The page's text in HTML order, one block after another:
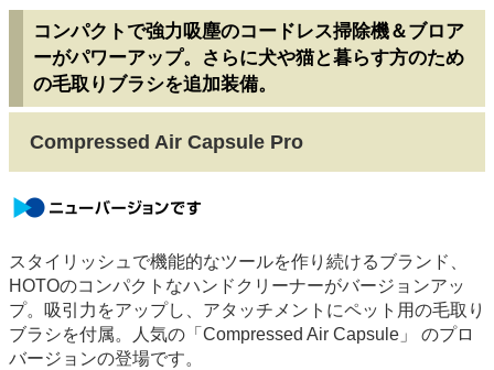
コンパクトで強力吸塵のコードレス掃除機＆ブロア
ーがパワーアップ。さらに犬や猫と暮らす方のため
の毛取りブラシを追加装備。
Compressed Air Capsule Pro
スタイリッシュで機能的なツールを作り続けるブランド、
HOTOのコンパクトなハンドクリーナーがバージョンアッ
プ。吸引力をアップし、アタッチメントにペット用の毛取り
ブラシを付属。人気の「Compressed Air Capsule」 のプロ
バージョンの登場です。